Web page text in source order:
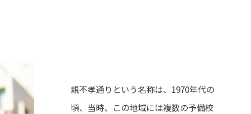
親不孝通りという名称は、1970年代の
頃、当時、この地域には複数の予備校